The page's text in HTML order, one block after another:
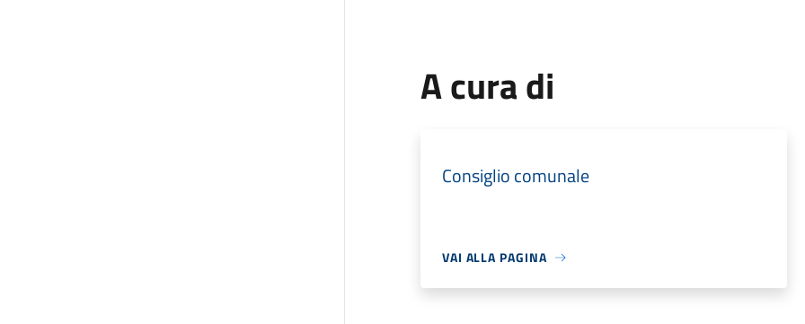
A cura di
Consiglio comunale
VAI ALLA PAGINA